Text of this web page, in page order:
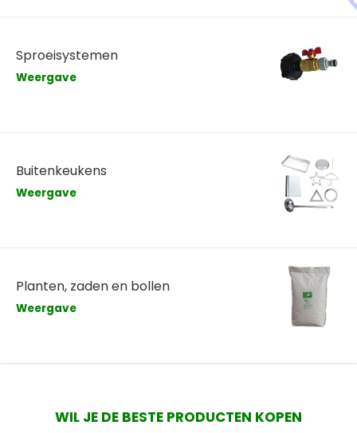
Sproeisystemen
Weergave
Buitenkeukens
Weergave
Planten, zaden en bollen
Weergave
WIL JE DE BESTE PRODUCTEN KOPEN